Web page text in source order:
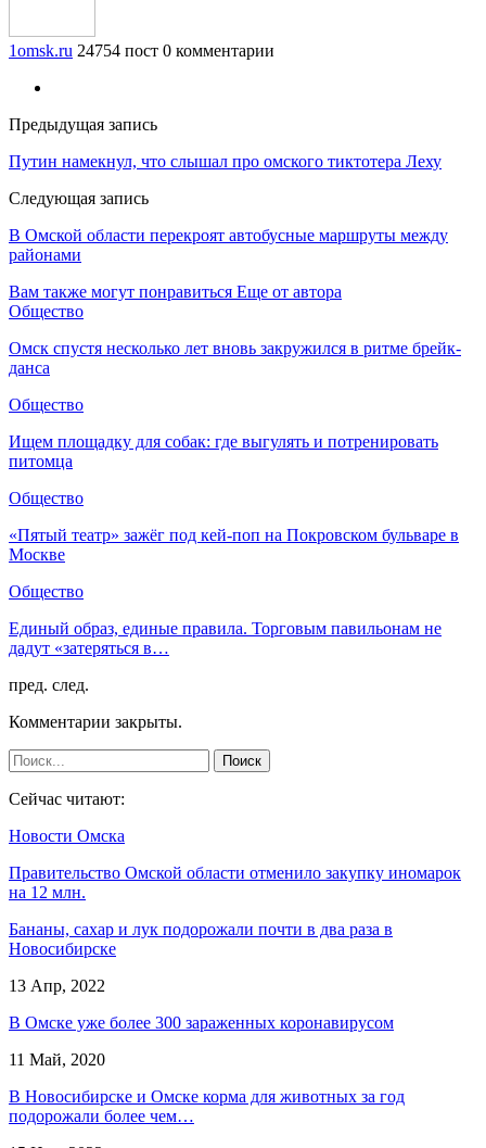
1omsk.ru 24754 пост 0 комментарии
Предыдущая запись
Путин намекнул, что слышал про омского тиктотера Леху
Следующая запись
В Омской области перекроят автобусные маршруты между
районами
Вам также могут понравиться Еще от автора
Общество
Омск спустя несколько лет вновь закружился в ритме брейк-
данса
Общество
Ищем площадку для собак: где выгулять и потренировать
питомца
Общество
«Пятый театр» зажёг под кей-поп на Покровском бульваре в
Москве
Общество
Единый образ, единые правила. Торговым павильонам не
дадут «затеряться в…
пред. след.
Комментарии закрыты.
Сейчас читают:
Новости Омска
Правительство Омской области отменило закупку иномарок
на 12 млн.
Бананы, сахар и лук подорожали почти в два раза в
Новосибирске
13 Апр, 2022
В Омске уже более 300 зараженных коронавирусом
11 Май, 2020
В Новосибирске и Омске корма для животных за год
подорожали более чем…